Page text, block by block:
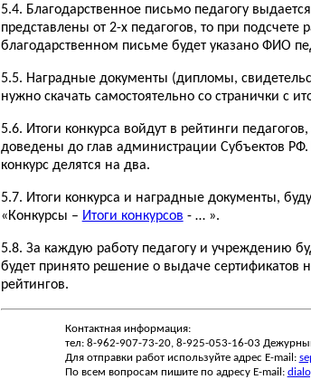
5.4. Благодарственное письмо педагогу
представлены от 2-х педагогов, то при
благодарственном письме будет указано ФИО
5.5. Наградные документы (дипломы,
нужно скачать самостоятельно со странички с
5.6. Итоги конкурса войдут в рейтинги
доведены до глав администрации Субъектов РФ.
конкурс делятся на два.
5.7. Итоги конкурса и наградные документы,
«Конкурсы – Итоги конкурсов - … ».
5.8. За каждую работу педагогу и учреждению
будет принято решение о выдаче
рейтингов.
Контактная информация:
тел: 8-962-907-73-20, 8-925-053-16-03
Для отправки работ используйте адрес E-mail:
По всем вопросам пишите по адресу E-mail: